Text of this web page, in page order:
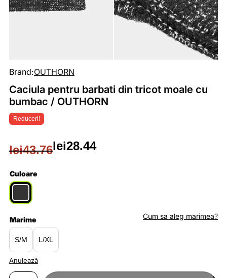
Reduceri!
Brand:OUTHORN
Caciula pentru barbati din tricot moale cu
bumbac / OUTHORN
lei43.76
Prețul
inițial
a
fost:
lei43.76.
lei28.44
Prețul
curent
este:
lei28.44.
Culoare
Marime
S/M L/XL
Anulează
Cum sa aleg marimea?
Cantitate